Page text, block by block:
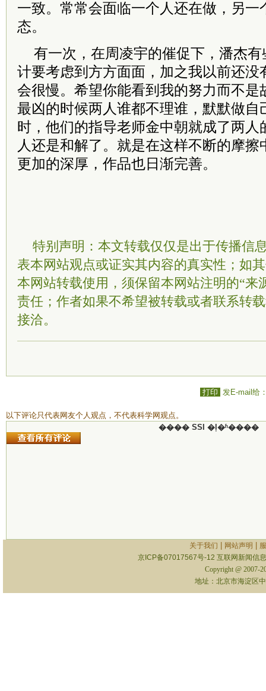
一致。常常会面临一个人还在做，另一
态。
有一次，在周凌宇的催促下，潘杰
计要考虑到方方面面，加之我以前还没
会很慢。希望你能看到我的努力而不是
最凶的时候两人谁都不理谁，默默做自
时，他们的指导老师金中朝就成了两人
人还是和解了。就是在这样不断的摩
更加的深厚，作品也日渐完善。
特别声明：本文转载仅仅是出于传播信
表本网站观点或证实其内容的真实性；如
本网站转载使用，须保留本网站注明的“来
责任；作者如果不希望被转载或者联系转
接洽。
打印 发E-mail给
以下评论只代表网友个人观点，不代表科学网观点。
���� SSI �ļ�ʱ����
关于我们 网站声明
京ICP备07017567号-12 互联网新闻信
Copyright @ 2007-
地址：北京市海淀区